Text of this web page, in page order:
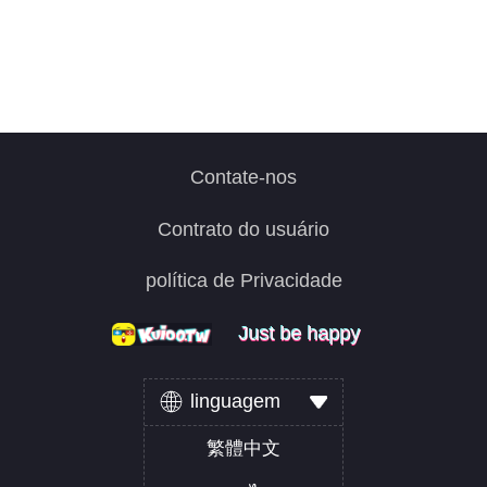
Contate-nos
Contrato do usuário
política de Privacidade
Just be happy
Just be happy
Just be happy
linguagem
繁體中文